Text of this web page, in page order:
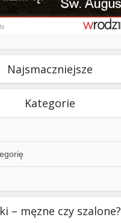
Najsmaczniejsze
Kategorie
– męzne czy szalone?